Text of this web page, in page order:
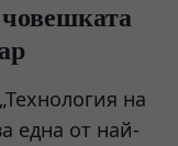
на
една от най-